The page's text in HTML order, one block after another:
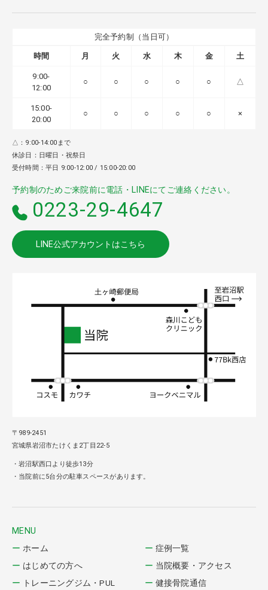
完全予約制（当日可）
時間 月 火 水 木 金 土
9:00-
12:00
○ ○ ○ ○ ○ △
15:00-
20:00
○ ○ ○ ○ ○ ×
△：9:00-14:00まで
休診日：日曜日・祝祭日
受付時間：平日 9:00-12:00 / 15:00-20:00
予約制のためご来院前に電話・LINEにてご連絡ください。
0223-29-4647
LINE公式アカウントはこちら
〒989-2451
宮城県岩沼市たけくま2丁目22-5
・岩沼駅西口より徒歩13分
・当院前に5台分の駐車スペースがあります。
MENU
ホーム
はじめての方へ
トレーニングジム・PUL
症例一覧
当院概要・アクセス
健接骨院通信